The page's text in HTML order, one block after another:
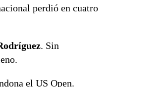
perdió en cuatro
. Sin
el US Open.